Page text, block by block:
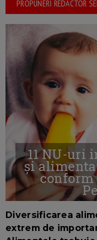
PROPUNERI REDACTOR
11 NU-uri
și
conform
Diversificarea
extrem de